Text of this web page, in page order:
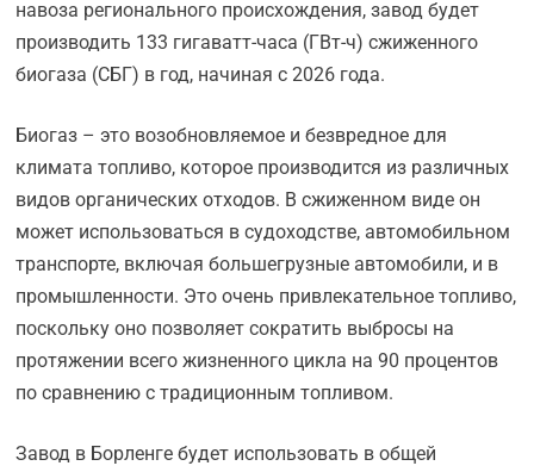
навоза регионального происхождения, завод будет
производить 133 гигаватт-часа (ГВт-ч) сжиженного
биогаза (СБГ) в год, начиная с 2026 года.
Биогаз – это возобновляемое и безвредное для
климата топливо, которое производится из различных
видов органических отходов. В сжиженном виде он
может использоваться в судоходстве, автомобильном
транспорте, включая большегрузные автомобили, и в
промышленности. Это очень привлекательное топливо,
поскольку оно позволяет сократить выбросы на
протяжении всего жизненного цикла на 90 процентов
по сравнению с традиционным топливом.
Завод в Борленге будет использовать в общей